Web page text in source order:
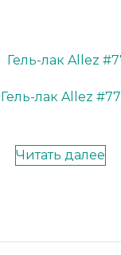
Гель-лак Allez #77
Читать далее